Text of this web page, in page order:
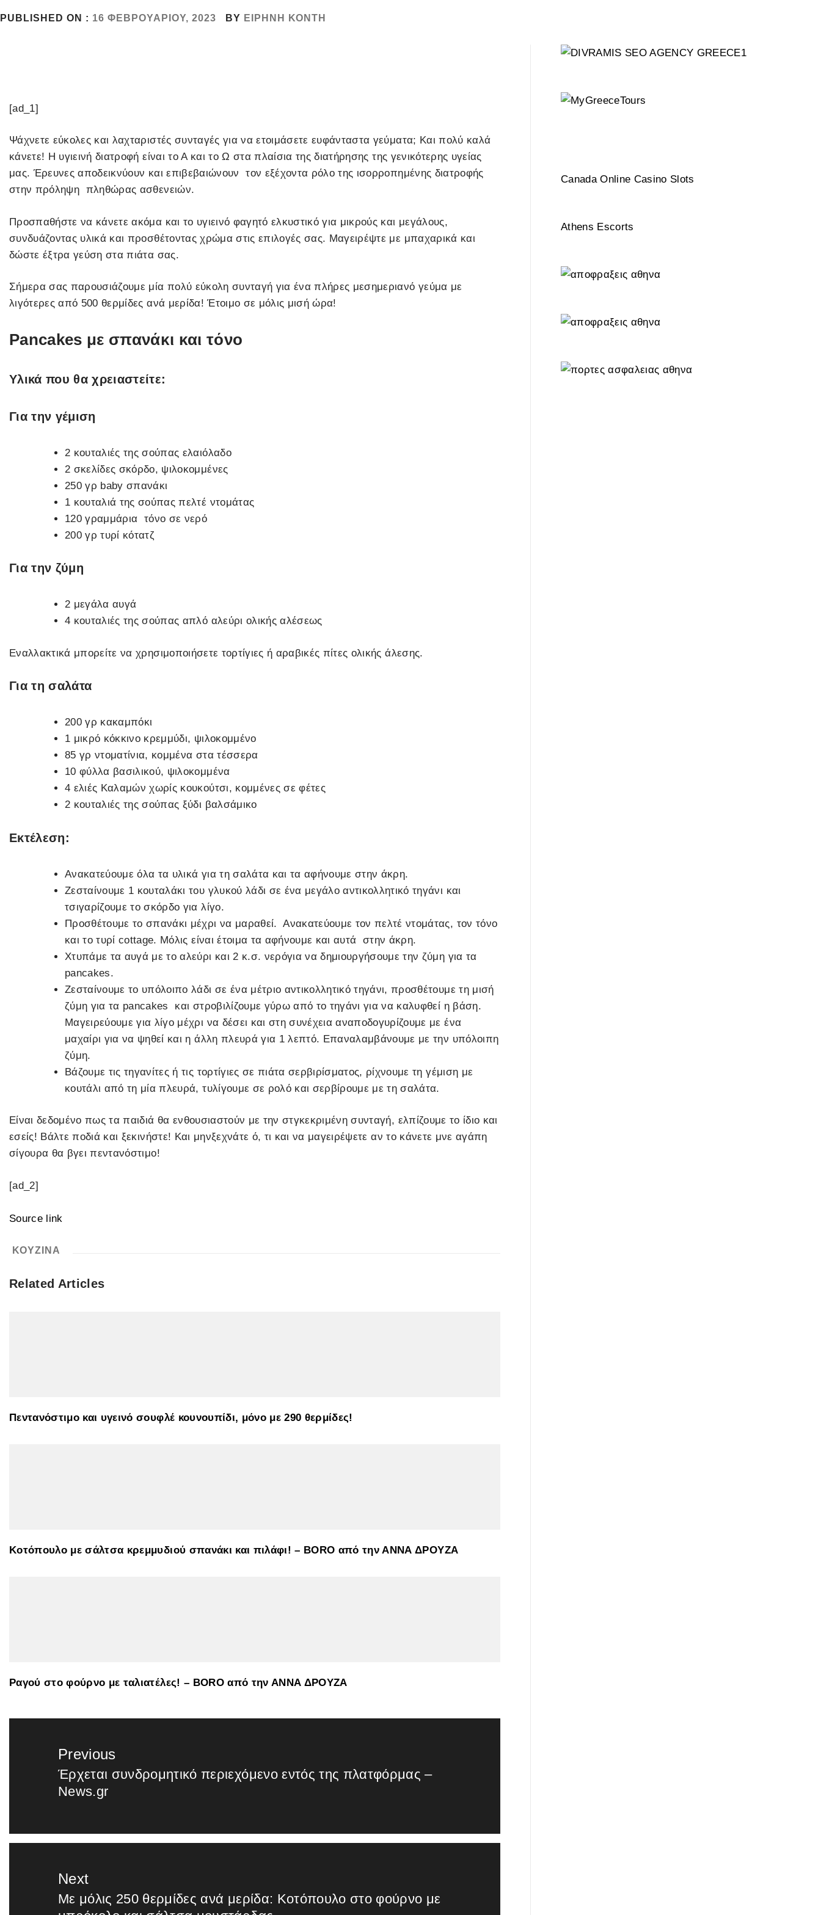
PUBLISHED ON : 16 ΦΕΒΡΟΥΑΡΊΟΥ, 2023 BY ΕΙΡΉΝΗ ΚΌΝΤΗ
[ad_1]
Ψάχνετε εύκολες και λαχταριστές συνταγές για να ετοιμάσετε ευφάνταστα γεύματα; Και πολύ καλά
κάνετε! Η υγιεινή διατροφή είναι το Α και το Ω στα πλαίσια της διατήρησης της γενικότερης υγείας
μας. Έρευνες αποδεικνύουν και επιβεβαιώνουν τον εξέχοντα ρόλο της ισορροπημένης διατροφής
στην πρόληψη πληθώρας ασθενειών.
Προσπαθήστε να κάνετε ακόμα και το υγιεινό φαγητό ελκυστικό για μικρούς και μεγάλους,
συνδυάζοντας υλικά και προσθέτοντας χρώμα στις επιλογές σας. Μαγειρέψτε με μπαχαρικά και
δώστε έξτρα γεύση στα πιάτα σας.
Σήμερα σας παρουσιάζουμε μία πολύ εύκολη συνταγή για ένα πλήρες μεσημεριανό γεύμα με
λιγότερες από 500 θερμίδες ανά μερίδα! Έτοιμο σε μόλις μισή ώρα!
Pancakes με σπανάκι και τόνο
Yλικά που θα χρειαστείτε:
Για την γέμιση
2 κουταλιές της σούπας ελαιόλαδο
2 σκελίδες σκόρδο, ψιλοκομμένες
250 γρ baby σπανάκι
1 κουταλιά της σούπας πελτέ ντομάτας
120 γραμμάρια τόνο σε νερό
200 γρ τυρί κότατζ
Για την ζύμη
2 μεγάλα αυγά
4 κουταλιές της σούπας απλό αλεύρι ολικής αλέσεως
Εναλλακτικά μπορείτε να χρησιμοποιήσετε τορτίγιες ή αραβικές πίτες ολικής άλεσης.
Για τη σαλάτα
200 γρ κακαμπόκι
1 μικρό κόκκινο κρεμμύδι, ψιλοκομμένο
85 γρ ντοματίνια, κομμένα στα τέσσερα
10 φύλλα βασιλικού, ψιλοκομμένα
4 ελιές Καλαμών χωρίς κουκούτσι, κομμένες σε φέτες
2 κουταλιές της σούπας ξύδι βαλσάμικο
Εκτέλεση:
Ανακατεύουμε όλα τα υλικά για τη σαλάτα και τα αφήνουμε στην άκρη.
Ζεσταίνουμε 1 κουταλάκι του γλυκού λάδι σε ένα μεγάλο αντικολλητικό τηγάνι και
τσιγαρίζουμε το σκόρδο για λίγο.
Προσθέτουμε το σπανάκι μέχρι να μαραθεί. Ανακατεύουμε τον πελτέ ντομάτας, τον τόνο
και το τυρί cottage. Μόλις είναι έτοιμα τα αφήνουμε και αυτά στην άκρη.
Χτυπάμε τα αυγά με το αλεύρι και 2 κ.σ. νερόγια να δημιουργήσουμε την ζύμη για τα
pancakes.
Ζεσταίνουμε το υπόλοιπο λάδι σε ένα μέτριο αντικολλητικό τηγάνι, προσθέτουμε τη μισή
ζύμη για τα pancakes και στροβιλίζουμε γύρω από το τηγάνι για να καλυφθεί η βάση.
Μαγειρεύουμε για λίγο μέχρι να δέσει και στη συνέχεια αναποδογυρίζουμε με ένα
μαχαίρι για να ψηθεί και η άλλη πλευρά για 1 λεπτό. Επαναλαμβάνουμε με την υπόλοιπη
ζύμη.
Βάζουμε τις τηγανίτες ή τις τορτίγιες σε πιάτα σερβιρίσματος, ρίχνουμε τη γέμιση με
κουτάλι από τη μία πλευρά, τυλίγουμε σε ρολό και σερβίρουμε με τη σαλάτα.
Είναι δεδομένο πως τα παιδιά θα ενθουσιαστούν με την στγκεκριμένη συνταγή, ελπίζουμε το ίδιο και
εσείς! Βάλτε ποδιά και ξεκινήστε! Και μηνξεχνάτε ό, τι και να μαγειρέψετε αν το κάνετε μνε αγάπη
σίγουρα θα βγει πεντανόστιμο!
[ad_2]
Source link
ΚΟΥΖΙΝΑ
Related Articles
Πεντανόστιμο και υγεινό σουφλέ κουνουπίδι, μόνο με 290 θερμίδες!
Κοτόπουλο με σάλτσα κρεμμυδιού σπανάκι και πιλάφι! – BORO από την ΑΝΝΑ ΔΡΟΥΖΑ
Ραγού στο φούρνο με ταλιατέλες! – BORO από την ΑΝΝΑ ΔΡΟΥΖΑ
άρθρωνPrevious
Previous
post:
Έρχεται συνδρομητικό περιεχόμενο εντός της πλατφόρμας –
News.gr
Next
Next
Mε μόλις 250 θερμίδες ανά μερίδα: Κοτόπουλο στο φούρνο με
Canada Online Casino Slots
Athens Escorts